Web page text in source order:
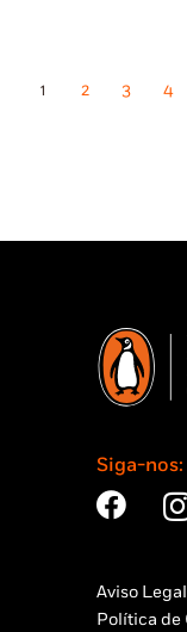
1 2 3 4
Siga-nos:
Aviso Legal
Política de